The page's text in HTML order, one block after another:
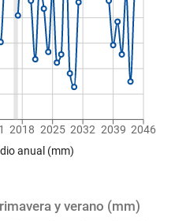
2018 2025 2032 2039 2046
anual (mm)
y verano (mm)